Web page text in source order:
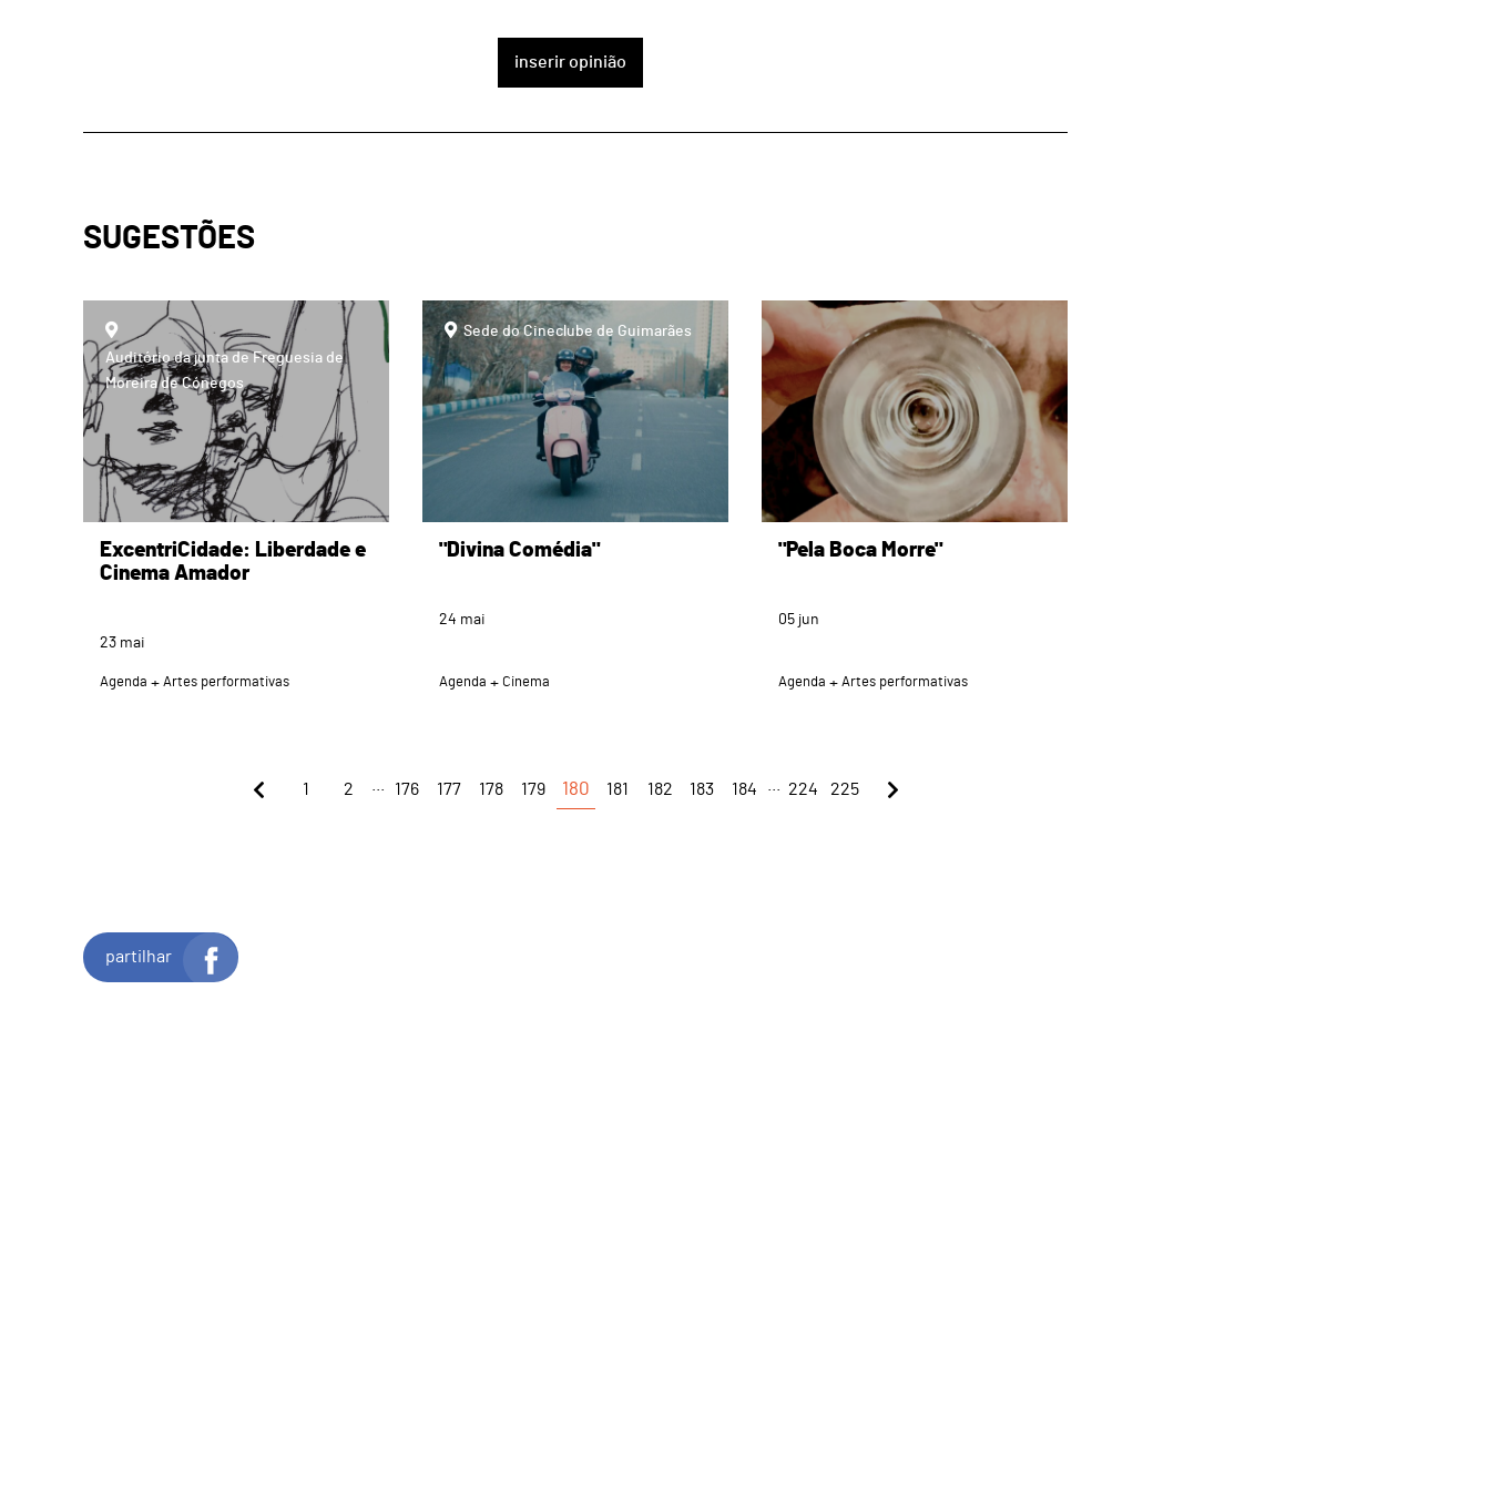
inserir opinião
SUGESTÕES
page
Auditório da junta de Freguesia de
Moreira de Cónegos
ExcentriCidade: Liberdade e
Cinema Amador
23 mai
Agenda Artes performativas
pageSede do Cineclube de Guimarães
"Divina Comédia"
24 mai
Agenda Cinema
page
"Pela Boca Morre"
05 jun
Agenda Artes performativas
1 2 176 177 178 179 180 181 182 183 184 224 225
partilhar